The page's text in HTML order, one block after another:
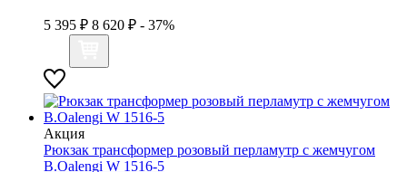
5 395 ₽ 8 620 ₽ - 37%
Акция
Рюкзак трансформер розовый перламутр с жемчугом
B.Oalengi W 1516-5